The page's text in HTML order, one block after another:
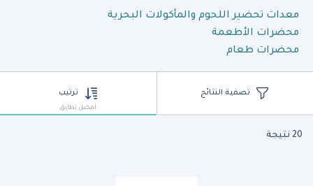
معدات تحضير اللحوم والمأكولات البحرية
محضرات الأطعمة
محضرات طعام
تصفية النتائج ترتيب
أفضل تطابق
20 نتيجة